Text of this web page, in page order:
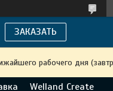
ЗАКАЗАТЬ
рабочего дня
Welland Create